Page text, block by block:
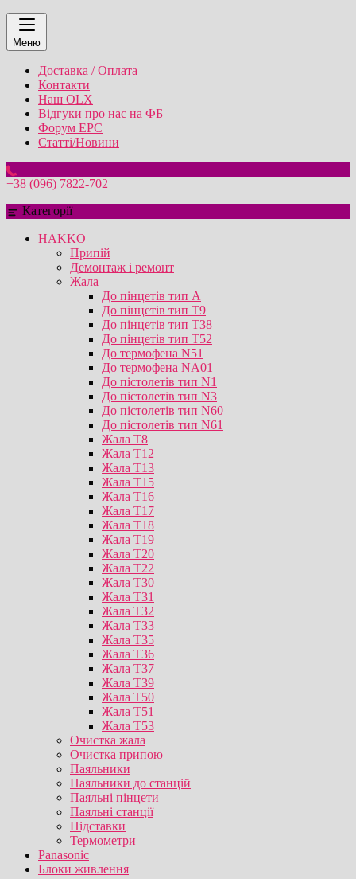
Меню
Доставка / Оплата
Контакти
Наш OLX
Відгуки про нас на ФБ
Форум EPC
Статті/Новини
+38 (096) 7822-702
Категорії
HAKKO
Припій
Демонтаж і ремонт
Жала
До пінцетів тип А
До пінцетів тип T9
До пінцетів тип T38
До пінцетів тип T52
До термофена N51
До термофена NA01
До пістолетів тип N1
До пістолетів тип N3
До пістолетів тип N60
До пістолетів тип N61
Жала T8
Жала T12
Жала T13
Жала T15
Жала T16
Жала T17
Жала T18
Жала T19
Жала T20
Жала T22
Жала T30
Жала T31
Жала T32
Жала T33
Жала T35
Жала T36
Жала T37
Жала T39
Жала T50
Жала T51
Жала T53
Очистка жала
Очистка припою
Паяльники
Паяльники до станцій
Паяльні пінцети
Паяльні станції
Підставки
Термометри
Panasonic
Блоки живлення